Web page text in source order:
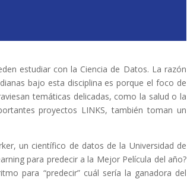
estudiar con la Ciencia de Datos. La razón
bajo esta disciplina es porque el foco de
temáticas delicadas, como la salud o la
proyectos LINKS, también toman un
un científico de datos de la Universidad de
para predecir a la Mejor Película del año?
para “predecir” cuál sería la ganadora del